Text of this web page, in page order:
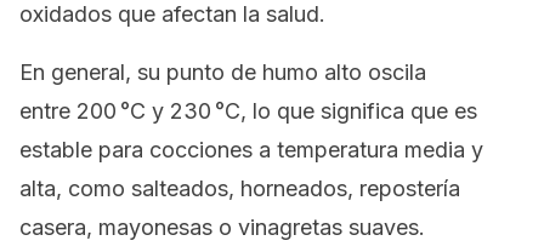
oxidados que afectan la salud.
En general, su punto de humo alto oscila
entre 200 °C y 230 °C, lo que significa que es
estable para cocciones a temperatura media y
alta, como salteados, horneados, repostería
casera, mayonesas o vinagretas suaves.